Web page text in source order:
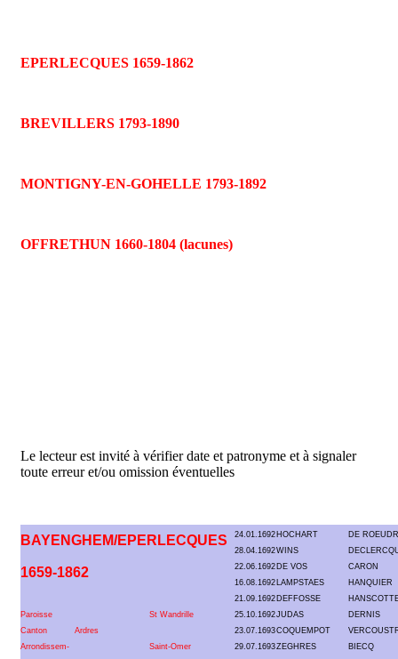
EPERLECQUES 1659-1862
BREVILLERS 1793-1890
MONTIGNY-EN-GOHELLE 1793-1892
OFFRETHUN 1660-1804 (lacunes)
Le lecteur est invité à vérifier date et patronyme et à signaler
toute erreur et/ou omission éventuelles
BAYENGHEM/EPERLECQUES 24.01.1692 HOCHART
DE
28.04.1692WINS
1659-1862 22.06.1692 DE VOS
CARON
16.08.1692 LAMPSTAES
HANQUIER
21.09.1692 DEFFOSSE
Paroisse
St Wandrille 25.10.1692JUDAS
DERNIS
Canton
Ardres 23.07.1693COQUEMPOT
Arrondissem-
Saint-Omer 29.07.1693ZEGHRES
BIECQ